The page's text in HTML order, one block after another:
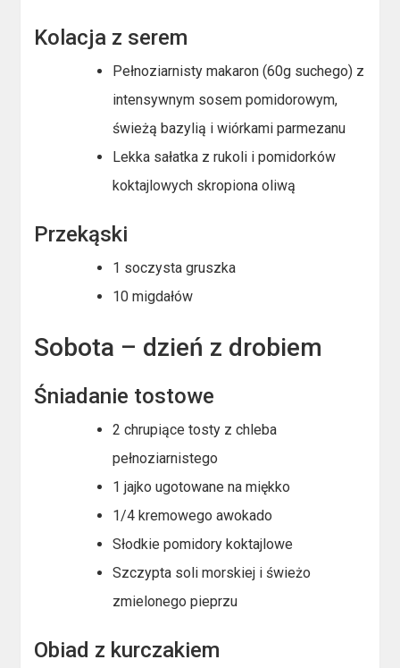
Kolacja z serem
Pełnoziarnisty makaron (60g suchego) z
intensywnym sosem pomidorowym,
świeżą bazylią i wiórkami parmezanu
Lekka sałatka z rukoli i pomidorków
koktajlowych skropiona oliwą
Przekąski
1 soczysta gruszka
10 migdałów
Sobota – dzień z drobiem
Śniadanie tostowe
2 chrupiące tosty z chleba
pełnoziarnistego
1 jajko ugotowane na miękko
1/4 kremowego awokado
Słodkie pomidory koktajlowe
Szczypta soli morskiej i świeżo
zmielonego pieprzu
Obiad z kurczakiem